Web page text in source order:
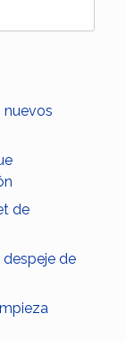
nuevos
de
despeje de